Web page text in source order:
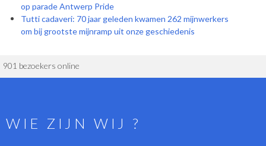
op parade Antwerp Pride
Tutti cadaveri: 70 jaar geleden kwamen 262 mijnwerkers
om bij grootste mijnramp uit onze geschiedenis
901 bezoekers online
WIE ZIJN WIJ ?